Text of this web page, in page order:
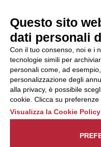
del Codice di
possibile
reclamo
all’Organismo
Monitoraggio
una delle
descritte al
indirizzo web
https://odm-
Questo sito
dati personali
Con il tuo consenso, noi e i
tecnologie simili per
personali come, ad
personalizzazione degli
alla privacy, è possibile
cookie. Clicca su preferenze
Visualizza la Cookie